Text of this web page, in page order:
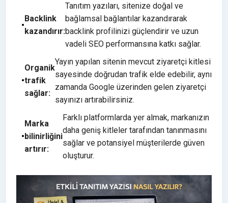
Backlink
kazandırır:
Tanıtım yazıları, sitenize doğal ve
bağlamsal bağlantılar kazandırarak
backlink profilinizi güçlendirir ve uzun
vadeli SEO performansına katkı sağlar.
Organik
trafik
sağlar:
Yayın yapılan sitenin mevcut ziyaretçi kitlesi
sayesinde doğrudan trafik elde edebilir, aynı
zamanda Google üzerinden gelen ziyaretçi
sayınızı artırabilirsiniz.
Marka
bilinirliğini
artırır:
Farklı platformlarda yer almak, markanızın
daha geniş kitleler tarafından tanınmasını
sağlar ve potansiyel müşterilerde güven
oluşturur.